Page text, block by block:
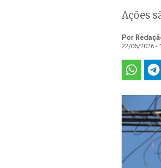
Ações
Por
22/05/2026 -